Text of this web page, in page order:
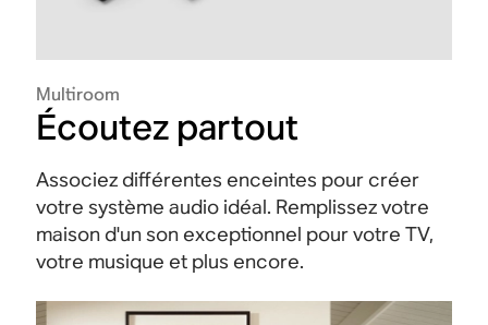
Multiroom
Écoutez partout
Associez différentes enceintes pour créer
votre système audio idéal. Remplissez votre
maison d'un son exceptionnel pour votre TV,
votre musique et plus encore.